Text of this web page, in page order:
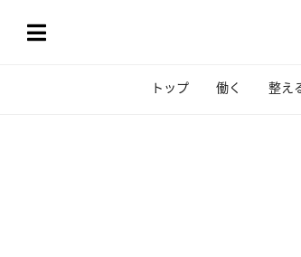
トップ 働く 整え